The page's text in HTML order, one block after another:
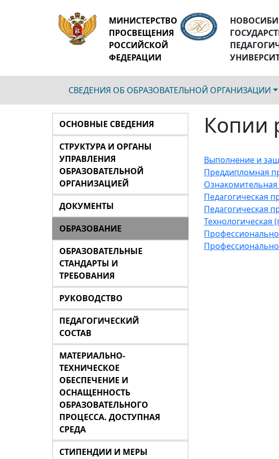
МИНИСТЕРСТВО
ПРОСВЕЩЕНИЯ
РОССИЙСКОЙ
ФЕДЕРАЦИИ
СВЕДЕНИЯ ОБ ОБРАЗОВАТЕЛЬНОЙ ОРГАНИЗАЦИИ
ОСНОВНЫЕ СВЕДЕНИЯ
СТРУКТУРА И ОРГАНЫ
УПРАВЛЕНИЯ
ОБРАЗОВАТЕЛЬНОЙ
ОРГАНИЗАЦИЕЙ
ДОКУМЕНТЫ
ОБРАЗОВАНИЕ
ОБРАЗОВАТЕЛЬНЫЕ
СТАНДАРТЫ И
ТРЕБОВАНИЯ
РУКОВОДСТВО
ПЕДАГОГИЧЕСКИЙ
СОСТАВ
МАТЕРИАЛЬНО-
ТЕХНИЧЕСКОЕ
ОБЕСПЕЧЕНИЕ И
ОСНАЩЕННОСТЬ
ОБРАЗОВАТЕЛЬНОГО
ПРОЦЕССА. ДОСТУПНАЯ
СРЕДА
СТИПЕНДИИ И МЕРЫ
Копии
Выполнение и
Преддипломная
Педагогическая
Педагогическая
Технологическая